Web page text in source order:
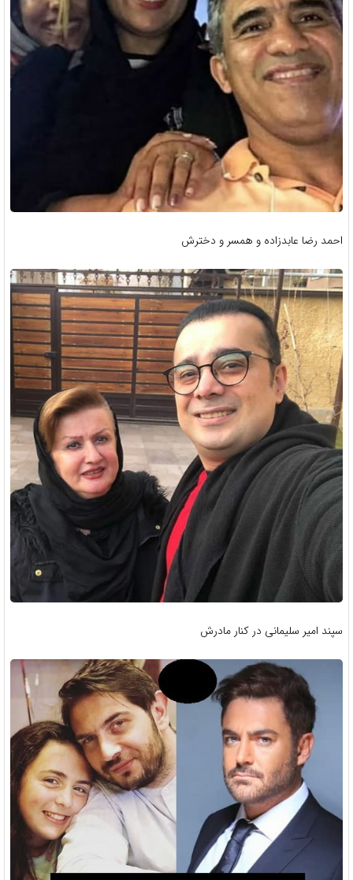
احمد رضا عابدزاده و همسر و دخترش
سپند امیر سلیمانی در کنار مادرش